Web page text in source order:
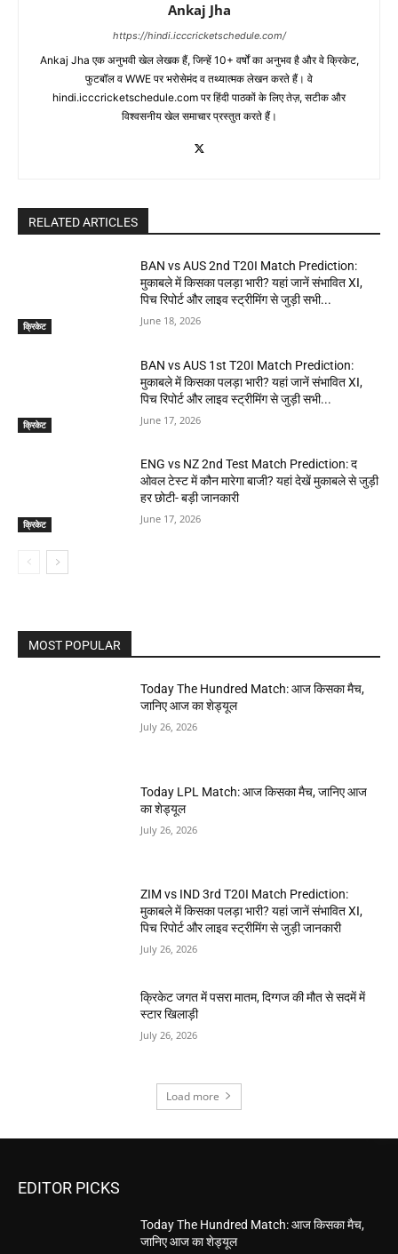
Ankaj Jha
https://hindi.icccricketschedule.com/
Ankaj Jha एक अनुभवी खेल लेखक हैं, जिन्हें 10+ वर्षों का अनुभव है और वे क्रिकेट,
फुटबॉल व WWE पर भरोसेमंद व तथ्यात्मक लेखन करते हैं। वे
hindi.icccricketschedule.com पर हिंदी पाठकों के लिए तेज़, सटीक और
विश्वसनीय खेल समाचार प्रस्तुत करते हैं।
RELATED ARTICLES
क्रिकेट
BAN vs AUS 2nd T20I Match Prediction:
मुकाबले में किसका पलड़ा भारी? यहां जानें संभावित XI,
पिच रिपोर्ट और लाइव स्ट्रीमिंग से जुड़ी सभी...
June 18, 2026
क्रिकेट
BAN vs AUS 1st T20I Match Prediction:
मुकाबले में किसका पलड़ा भारी? यहां जानें संभावित XI,
पिच रिपोर्ट और लाइव स्ट्रीमिंग से जुड़ी सभी...
June 17, 2026
क्रिकेट
ENG vs NZ 2nd Test Match Prediction: द
ओवल टेस्ट में कौन मारेगा बाजी? यहां देखें मुकाबले से जुड़ी
हर छोटी- बड़ी जानकारी
June 17, 2026
MOST POPULAR
Today The Hundred Match: आज किसका मैच,
जानिए आज का शेड्यूल
July 26, 2026
Today LPL Match: आज किसका मैच, जानिए आज
का शेड्यूल
July 26, 2026
ZIM vs IND 3rd T20I Match Prediction:
मुकाबले में किसका पलड़ा भारी? यहां जानें संभावित XI,
पिच रिपोर्ट और लाइव स्ट्रीमिंग से जुड़ी जानकारी
July 26, 2026
क्रिकेट जगत में पसरा मातम, दिग्गज की मौत से सदमें में
स्टार खिलाड़ी
July 26, 2026
Load more
EDITOR PICKS
Today The Hundred Match: आज किसका मैच,
जानिए आज का शेड्यूल